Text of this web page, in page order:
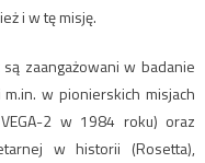
i w tę misję.
zaangażowani w badanie
w pionierskich misjach
2 w 1984 roku) oraz
w historii (Rosetta),